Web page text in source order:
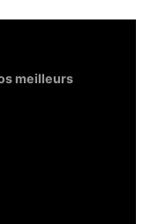
meilleurs